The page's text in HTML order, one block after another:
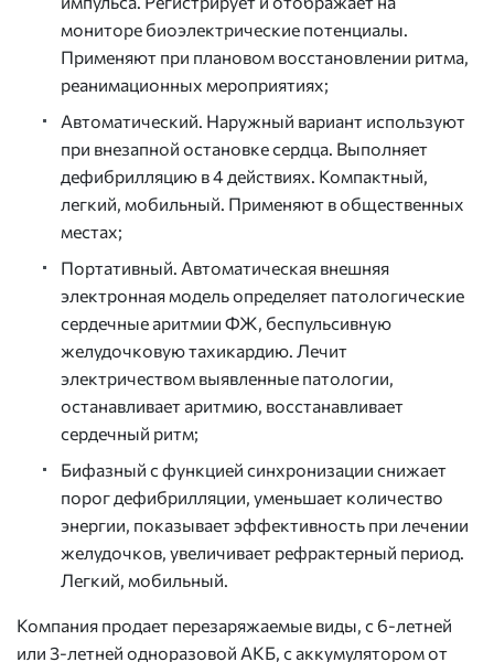
мониторе биоэлектрические потенциалы.
Применяют при плановом восстановлении ритма,
реанимационных мероприятиях;
Автоматический. Наружный вариант используют
при внезапной остановке сердца. Выполняет
дефибрилляцию в 4 действиях. Компактный,
легкий, мобильный. Применяют в общественных
местах;
Портативный. Автоматическая внешняя
электронная модель определяет патологические
сердечные аритмии ФЖ, беспульсивную
желудочковую тахикардию. Лечит
электричеством выявленные патологии,
останавливает аритмию, восстанавливает
сердечный ритм;
Бифазный с функцией синхронизации снижает
порог дефибрилляции, уменьшает количество
энергии, показывает эффективность при лечении
желудочков, увеличивает рефрактерный период.
Легкий, мобильный.
Компания продает перезаряжаемые виды, с 6-летней
или 3-летней одноразовой АКБ, с аккумулятором от